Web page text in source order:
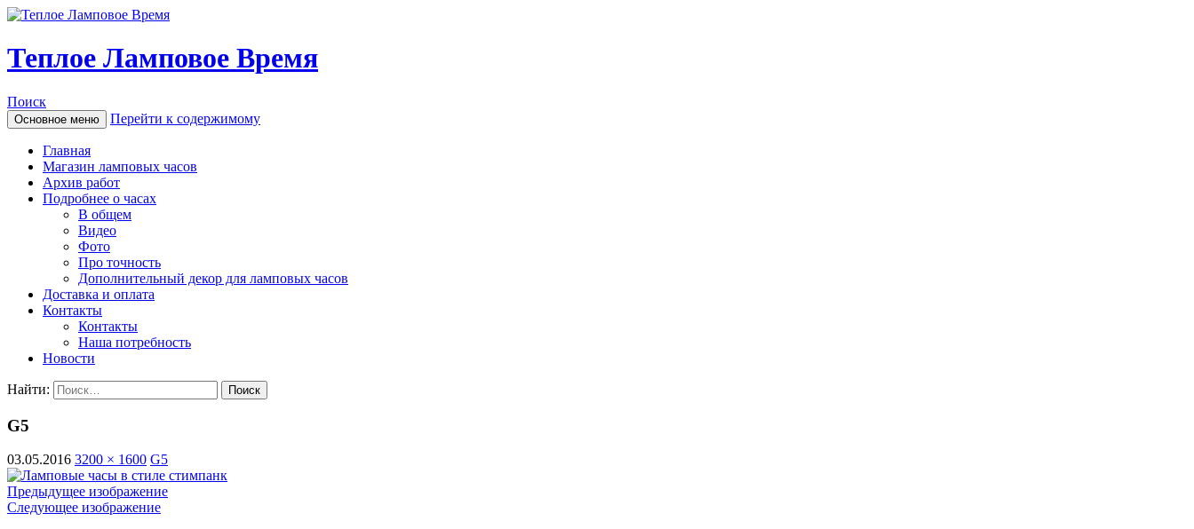
Теплое Ламповое Время
Поиск
Основное меню Перейти к содержимому
Главная
Магазин ламповых часов
Архив работ
Подробнее о часах
В общем
Видео
Фото
Про точность
Дополнительный декор для ламповых часов
Доставка и оплата
Контакты
Контакты
Наша потребность
Новости
Найти:
G5
03.05.2016 3200 × 1600 G5
Предыдущее изображение
Следующее изображение